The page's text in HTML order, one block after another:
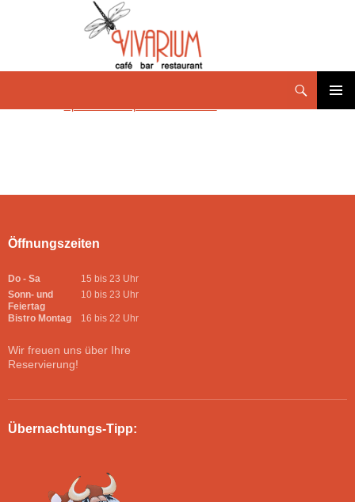
Öffnungszeiten
Do - Sa
15 bis 23 Uhr
Sonn- und
Feiertag
10 bis 23 Uhr
Bistro Montag 16 bis 22 Uhr
Wir freuen uns über Ihre
Reservierung!
Übernachtungs-Tipp: